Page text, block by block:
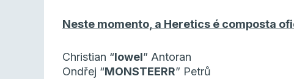
Neste momento, a Heretics é composta
Christian “lowel” Antoran
Ondřej “MONSTEERR” Petrů